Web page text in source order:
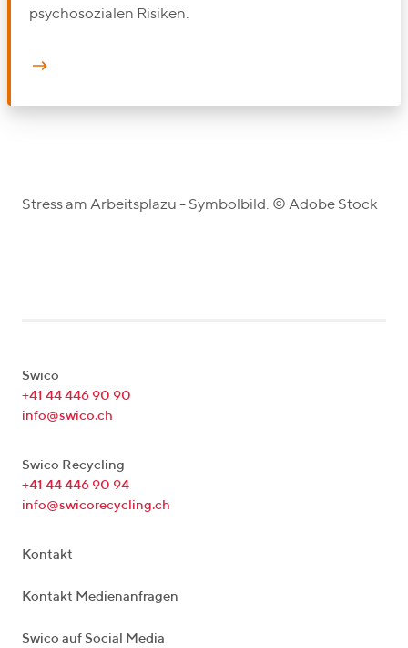
psychosozialen Risiken.
Stress am Arbeitsplazu - Symbolbild. © Adobe Stock
Swico
+41 44 446 90 90
info@swico.ch
Swico Recycling
+41 44 446 90 94
info@swicorecycling.ch
Kontakt
Kontakt Medienanfragen
Swico auf Social Media